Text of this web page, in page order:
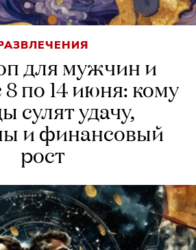
для мужчин и
по 14 июня: кому
сулят удачу,
и финансовый
рост